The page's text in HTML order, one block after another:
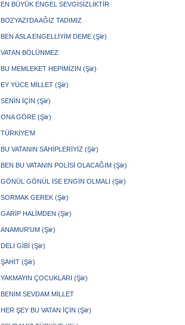
EN BÜYÜK ENGEL SEVGİSİZLİKTİR
BOZYAZI'DA AĞIZ TADIMIZ
BEN ASLA ENGELLİYİM DEME (Şiir)
VATAN BÖLÜNMEZ
BU MEMLEKET HEPİMİZİN (Şiir)
EY YÜCE MİLLET (Şiir)
SENİN İÇİN (Şiir)
ONA GÖRE (Şiir)
TÜRKİYE'M
BU VATANIN SAHİPLERİYİZ (Şiir)
BEN BU VATANIN POLİSİ OLACAĞIM (Şiir)
GÖNÜL GÖNÜL İSE ENGİN OLMALI (Şiir)
SORMAK GEREK (Şiir)
GARİP HALİMDEN (Şiir)
ANAMUR'UM (Şiir)
DELİ GİBİ (Şiir)
ŞAHİT (Şiir)
YAKMAYIN ÇOCUKLARI (Şiir)
BENİM SEVDAM MİLLET
HER ŞEY BU VATAN İÇİN (Şiir)